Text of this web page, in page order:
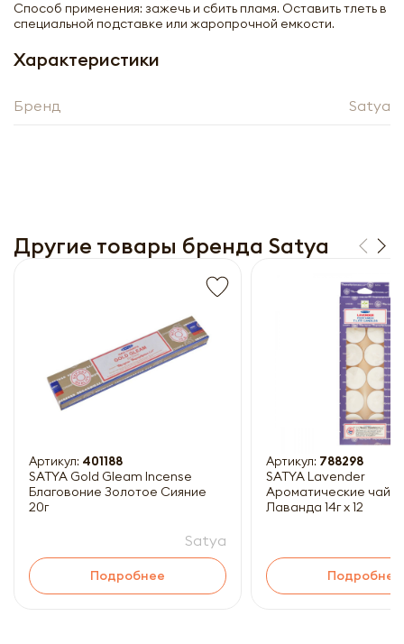
Способ применения: зажечь и сбить пламя. Оставить тлеть в
специальной подставке или жаропрочной емкости.
Характеристики
Бренд Satya
Другие товары бренда Satya
Артикул: 401188
SATYA Gold Gleam Incense
Благовоние Золотое Сияние
20г
Satya
Подробнее
Артикул: 788298
SATYA Lavender
Ароматические
Лаванда 14г x 12
Подробнее
Получить прайс-лист
Обязательны к заполнению